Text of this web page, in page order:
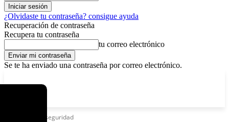
¿Olvidaste tu contraseña? consigue ayuda
Recuperación de contraseña
Recupera tu contraseña
tu correo electrónico
Se te ha enviado una contraseña por correo electrónico.
Bioseguridad